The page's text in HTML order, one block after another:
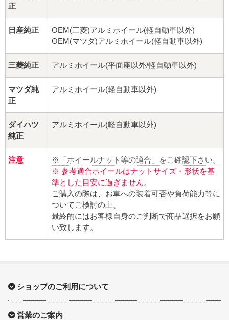
ショート袋ナット
スチール鉄ホイール
持ち込み交換工賃
正
日産純正
OEM(三菱)アルミホイール(軽自動車以外)
OEM(マツダ)アルミホイール(軽自動車以外)
三菱純正 アルミホイール(平面座以外/軽自動車以外)
マツダ純
正
アルミホイール(軽自動車以外)
ダイハツ
純正
アルミホイール(軽自動車以外)
注意
※「ホイールナット等の適合」をご確認下さい。
※ 参考適合ホイールはナットサイズ・形状を基
準とした目安に過ぎません。
ご購入の際は、お車への装着可否や負荷能力等に
ついてご検討の上、
最終的にはお客様自身のご判断で商品選択をお願
い致します。
ショップのご利用について
営業のご案内